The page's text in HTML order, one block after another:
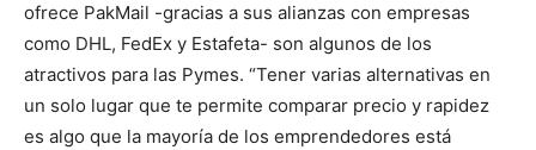
ofrece PakMail -gracias a sus alianzas con empresas
como DHL, FedEx y Estafeta- son algunos de los
atractivos para las Pymes. “Tener varias alternativas en
un solo lugar que te permite comparar precio y rapidez
es algo que la mayoría de los emprendedores está